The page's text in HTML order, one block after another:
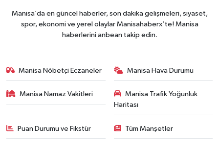
Manisa’da en güncel haberler, son dakika gelişmeleri, siyaset,
spor, ekonomi ve yerel olaylar Manisahaberx’te! Manisa
haberlerini anbean takip edin.
Manisa Nöbetçi Eczaneler Manisa Hava Durumu
Manisa Namaz Vakitleri
Manisa Trafik Yoğunluk
Haritası
Puan Durumu ve Fikstür Tüm Manşetler